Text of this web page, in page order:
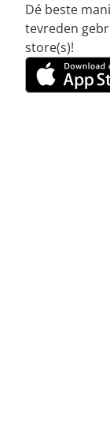
Dé beste
tevreden
store(s)!